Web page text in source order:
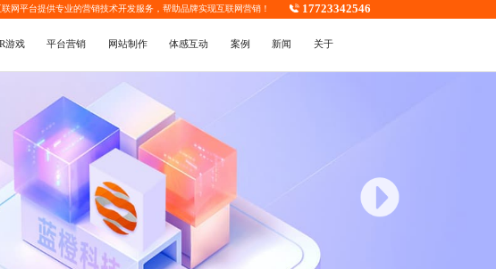
联网平台提供专业的营销技术开发服务，帮助品牌实现互联网营销！ 17723342546
游戏 平台营销 网站制作 体感互动 案例 新闻 关于